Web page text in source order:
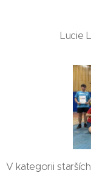
Lucie
V kategorii starších